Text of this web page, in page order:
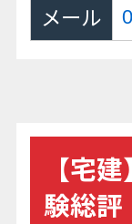
メール
【宅
験総評